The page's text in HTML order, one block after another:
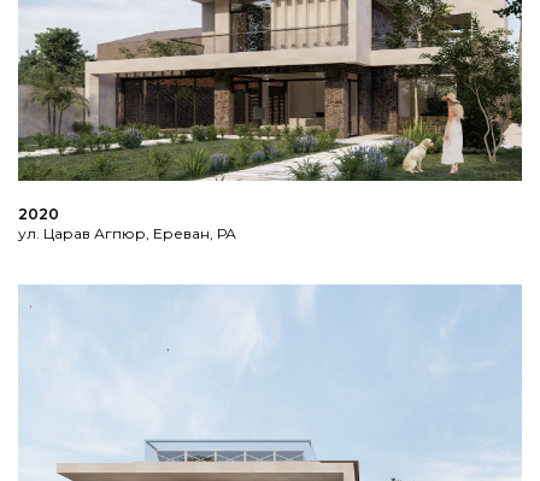
2020
ул. Царав Агпюр, Ереван, РА